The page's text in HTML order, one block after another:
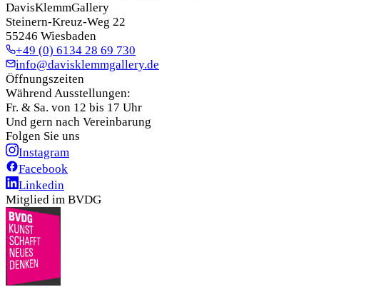
DavisKlemmGallery
Steinern-Kreuz-Weg 22
55246 Wiesbaden
+49 (0) 6134 28 69 730
info@davisklemmgallery.de
Öffnungszeiten
Während Ausstellungen:
Fr. & Sa. von 12 bis 17 Uhr
Und gern nach Vereinbarung
Folgen Sie uns
Instagram
Facebook
Linkedin
Mitglied im BVDG